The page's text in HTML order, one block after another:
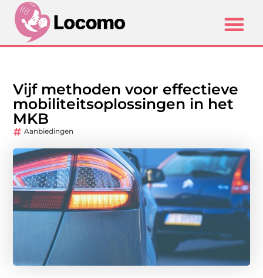
Vijf methoden voor effectieve
mobiliteitsoplossingen in het
MKB
Aanbiedingen